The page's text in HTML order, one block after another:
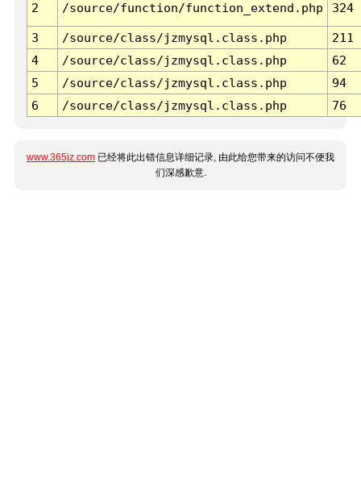
2 /source/function/function_extend.php 324
3 /source/class/jzmysql.class.php
211
4
/source/class/jzmysql.class.php
62
5
/source/class/jzmysql.class.php
94
6
/source/class/jzmysql.class.php 76
www.365jz.com 已经将此出错信息详细记录, 由此给您带来的访问不便我
们深感歉意.